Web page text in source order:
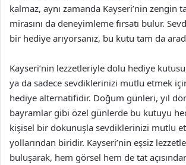
kalmaz, aynı zamanda Kayseri’nin zengin
mirasını da deneyimleme fırsatı bulur.
bir hediye arıyorsanız, bu kutu tam da
Kayseri’nin lezzetleriyle dolu hediye
ya da sadece sevdiklerinizi mutlu etmek
hediye alternatifidir. Doğum günleri, yıl
bayramlar gibi özel günlerde bu kutuyu
kişisel bir dokunuşla sevdiklerinizi mutlu
yollarından biridir. Kayseri’nin eşsiz
buluşarak, hem görsel hem de tat